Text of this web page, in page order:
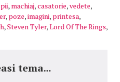
, machiaj,casatorie,vedete,
, poze,imagini, printesa,
,Steven Tyler,Lord Of The Rings,
tema...